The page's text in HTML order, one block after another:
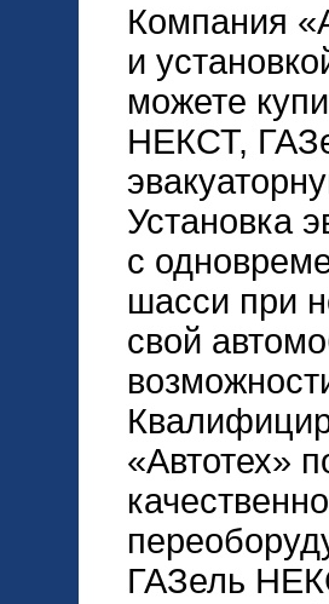
Компания
и
можете
НЕКСТ,
Установка
с
шасси при
свой
«Автотех»
ГАЗель